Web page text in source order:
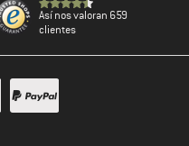
Así nos valoran 659
clientes